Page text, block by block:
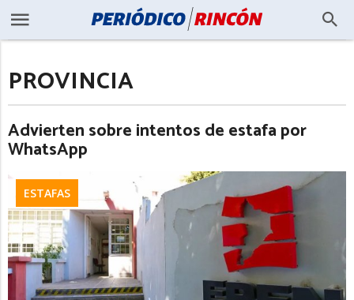
PROVINCIA
Advierten sobre intentos de estafa por
WhatsApp
ESTAFAS